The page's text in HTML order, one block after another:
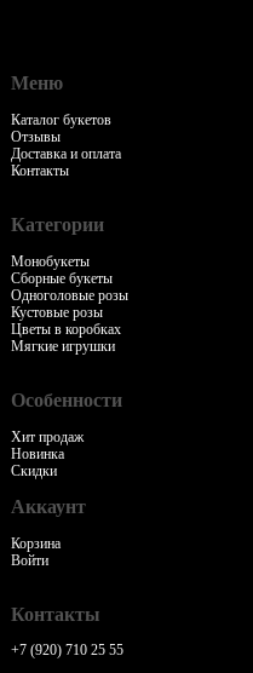
Меню
Каталог букетов
Отзывы
Доставка и оплата
Контакты
Категории
Монобукеты
Сборные букеты
Одноголовые розы
Кустовые розы
Цветы в коробках
Мягкие игрушки
Особенности
Хит продаж
Новинка
Скидки
Аккаунт
Корзина
Войти
Контакты
+7 (920) 710 25 55